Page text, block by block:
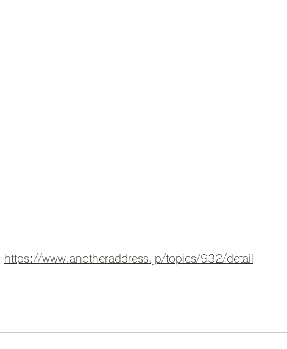
https://www.anotheraddress.jp/topics/932/detail